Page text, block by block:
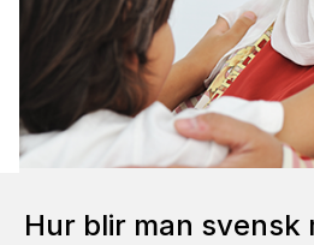
Hur blir man svensk